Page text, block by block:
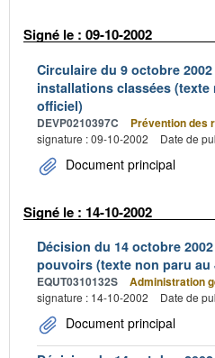
Signé le : 09-10-2002
Circulaire du 9 octobre
installations classées
officiel)
DEVP0210397C Prévention des
signature : 09-10-2002
Date de
Document principal
Signé le : 14-10-2002
Décision du 14 octobre
pouvoirs (texte non paru
EQUT0310132S Administration
signature : 14-10-2002
Date de
Document principal